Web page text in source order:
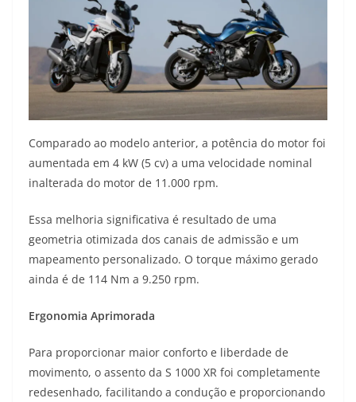
Comparado ao modelo anterior, a potência do motor foi
aumentada em 4 kW (5 cv) a uma velocidade nominal
inalterada do motor de 11.000 rpm.
Essa melhoria significativa é resultado de uma
geometria otimizada dos canais de admissão e um
mapeamento personalizado. O torque máximo gerado
ainda é de 114 Nm a 9.250 rpm.
Ergonomia Aprimorada
Para proporcionar maior conforto e liberdade de
movimento, o assento da S 1000 XR foi completamente
redesenhado, facilitando a condução e proporcionando